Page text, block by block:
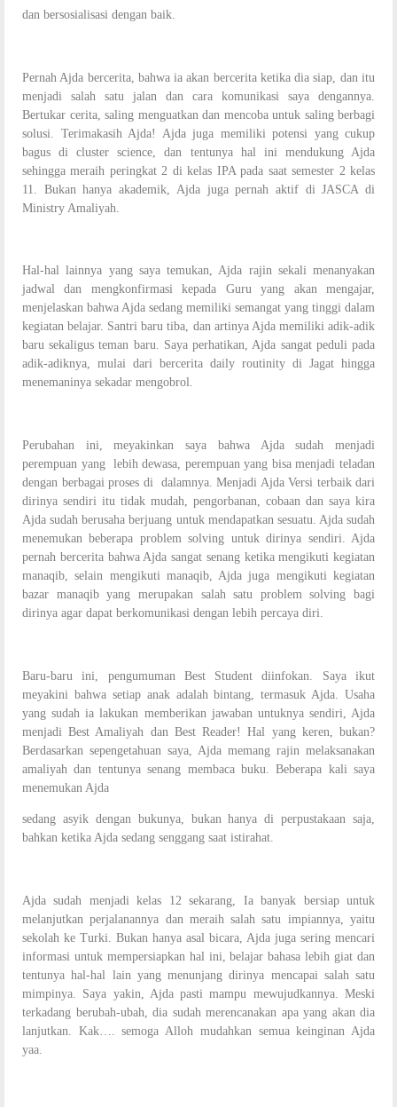
dan bersosialisasi dengan baik.
Pernah Ajda bercerita, bahwa ia akan bercerita ketika dia siap, dan itu
menjadi salah satu jalan dan cara komunikasi saya dengannya.
Bertukar cerita, saling menguatkan dan mencoba untuk saling berbagi
solusi. Terimakasih Ajda! Ajda juga memiliki potensi yang cukup
bagus di cluster science, dan tentunya hal ini mendukung Ajda
sehingga meraih peringkat 2 di kelas IPA pada saat semester 2 kelas
11. Bukan hanya akademik, Ajda juga pernah aktif di JASCA di
Ministry Amaliyah.
Hal-hal lainnya yang saya temukan, Ajda rajin sekali menanyakan
jadwal dan mengkonfirmasi kepada Guru yang akan mengajar,
menjelaskan bahwa Ajda sedang memiliki semangat yang tinggi dalam
kegiatan belajar. Santri baru tiba, dan artinya Ajda memiliki adik-adik
baru sekaligus teman baru. Saya perhatikan, Ajda sangat peduli pada
adik-adiknya, mulai dari bercerita daily routinity di Jagat hingga
menemaninya sekadar mengobrol.
Perubahan ini, meyakinkan saya bahwa Ajda sudah menjadi
perempuan yang lebih dewasa, perempuan yang bisa menjadi teladan
dengan berbagai proses di dalamnya. Menjadi Ajda Versi terbaik dari
dirinya sendiri itu tidak mudah, pengorbanan, cobaan dan saya kira
Ajda sudah berusaha berjuang untuk mendapatkan sesuatu. Ajda sudah
menemukan beberapa problem solving untuk dirinya sendiri. Ajda
pernah bercerita bahwa Ajda sangat senang ketika mengikuti kegiatan
manaqib, selain mengikuti manaqib, Ajda juga mengikuti kegiatan
bazar manaqib yang merupakan salah satu problem solving bagi
dirinya agar dapat berkomunikasi dengan lebih percaya diri.
Baru-baru ini, pengumuman Best Student diinfokan. Saya ikut
meyakini bahwa setiap anak adalah bintang, termasuk Ajda. Usaha
yang sudah ia lakukan memberikan jawaban untuknya sendiri, Ajda
menjadi Best Amaliyah dan Best Reader! Hal yang keren, bukan?
Berdasarkan sepengetahuan saya, Ajda memang rajin melaksanakan
amaliyah dan tentunya senang membaca buku. Beberapa kali saya
menemukan Ajda
sedang asyik dengan bukunya, bukan hanya di perpustakaan saja,
bahkan ketika Ajda sedang senggang saat istirahat.
Ajda sudah menjadi kelas 12 sekarang, Ia banyak bersiap untuk
melanjutkan perjalanannya dan meraih salah satu impiannya, yaitu
sekolah ke Turki. Bukan hanya asal bicara, Ajda juga sering mencari
informasi untuk mempersiapkan hal ini, belajar bahasa lebih giat dan
tentunya hal-hal lain yang menunjang dirinya mencapai salah satu
mimpinya. Saya yakin, Ajda pasti mampu mewujudkannya. Meski
terkadang berubah-ubah, dia sudah merencanakan apa yang akan dia
lanjutkan. Kak…. semoga Alloh mudahkan semua keinginan Ajda
yaa.